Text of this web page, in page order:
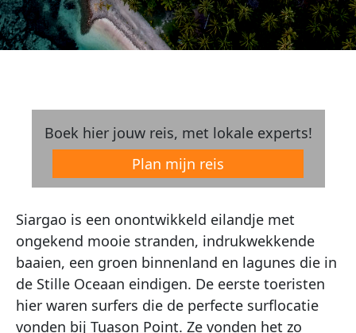
Boek hier jouw reis, met lokale experts!
Plan mijn reis
Siargao is een onontwikkeld eilandje met
ongekend mooie stranden, indrukwekkende
baaien, een groen binnenland en lagunes die in
de Stille Oceaan eindigen. De eerste toeristen
hier waren surfers die de perfecte surflocatie
vonden bij Tuason Point. Ze vonden het zo